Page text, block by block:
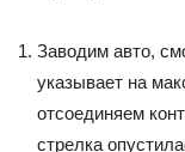
Заводим авто,
указывает на
отсоединяем
стрелка